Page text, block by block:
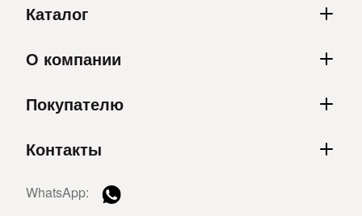
Каталог
О компании
Покупателю
Контакты
WhatsApp: